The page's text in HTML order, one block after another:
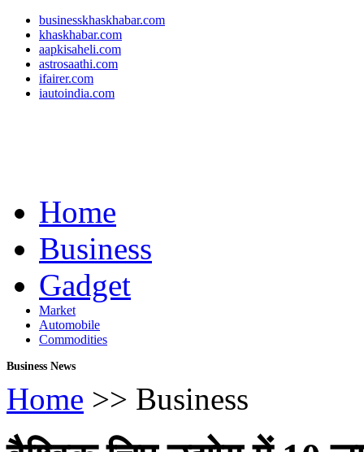
businesskhaskhabar.com
khaskhabar.com
aapkisaheli.com
astrosaathi.com
ifairer.com
iautoindia.com
Home
Business
Gadget
Market
Automobile
Commodities
Business News
Home >> Business